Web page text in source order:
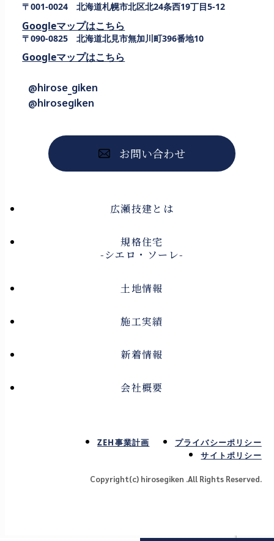
〒001-0024 北海道札幌市北区北24条西19丁目5-12
Googleマップはこちら
〒090-0825 北海道北見市無加川町396番地10
Googleマップはこちら
@hirose_giken
@hirosegiken
お問い合わせ
広瀬技建とは
規格住宅
-シエロ・ソーレ-
土地情報
施工実績
新着情報
会社概要
ZEH事業計画
プライバシーポリシー
サイトポリシー
Copyright(c) hirosegiken .All Rights Reserved.